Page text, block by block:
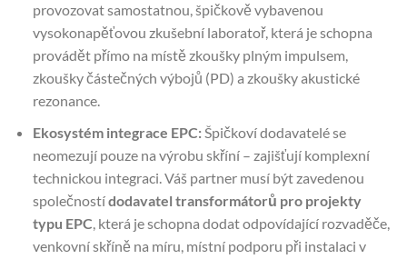
provozovat samostatnou, špičkově vybavenou
vysokonapěťovou zkušební laboratoř, která je schopna
provádět přímo na místě zkoušky plným impulsem,
zkoušky částečných výbojů (PD) a zkoušky akustické
rezonance.
Ekosystém integrace EPC:Špičkoví dodavatelé se
neomezují pouze na výrobu skříní – zajišťují komplexní
technickou integraci. Váš partner musí být zavedenou
společnostídodavatel transformátorů pro projekty
typu EPC, která je schopna dodat odpovídající rozvaděče,
venkovní skříně na míru, místní podporu při instalaci v